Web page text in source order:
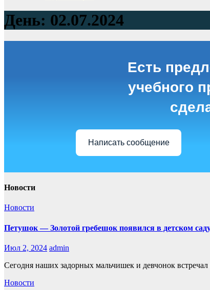
День: 02.07.2024
Есть
учебного
Написать сообщение
Новости
Новости
Петушок — Золотой гребешок появился в детском
Июл 2, 2024 admin
Сегодня наших задорных мальчишек и девчонок
Новости